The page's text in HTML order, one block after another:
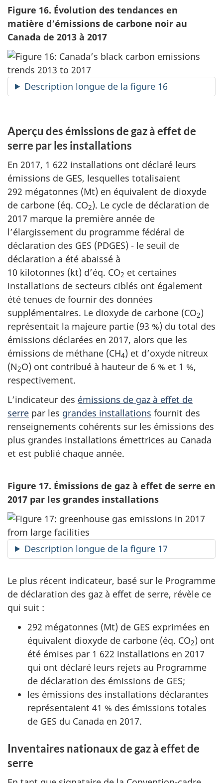
Figure 16. Évolution des tendances en
matière d’émissions de carbone noir au
Canada de 2013 à 2017
Description longue de la figure 16
Aperçu des émissions de gaz à effet de
serre par les installations
En 2017, 1 622 installations ont déclaré leurs
émissions de GES, lesquelles totalisaient
292 mégatonnes (Mt) en équivalent de dioxyde
de carbone (éq. CO2). Le cycle de déclaration de
2017 marque la première année de
l’élargissement du programme fédéral de
déclaration des GES (PDGES) - le seuil de
déclaration a été abaissé à
10 kilotonnes (kt) d’éq. CO2 et certaines
installations de secteurs ciblés ont également
été tenues de fournir des données
supplémentaires. Le dioxyde de carbone (CO2)
représentait la majeure partie (93 %) du total des
émissions déclarées en 2017, alors que les
émissions de méthane (CH4) et d’oxyde nitreux
(N2O) ont contribué à hauteur de 6 % et 1 %,
respectivement.
L’indicateur des émissions de gaz à effet de
serre par les grandes installations fournit des
renseignements cohérents sur les émissions des
plus grandes installations émettrices au Canada
et est publié chaque année.
Figure 17. Émissions de gaz à effet de serre en
2017 par les grandes installations
Description longue de la figure 17
Le plus récent indicateur, basé sur le Programme
de déclaration des gaz à effet de serre, révèle ce
qui suit :
292 mégatonnes (Mt) de GES exprimées en
équivalent dioxyde de carbone (éq. CO2) ont
été émises par 1 622 installations en 2017
qui ont déclaré leurs rejets au Programme
de déclaration des émissions de GES;
les émissions des installations déclarantes
représentaient 41 % des émissions totales
de GES du Canada en 2017.
Inventaires nationaux de gaz à effet de
serre